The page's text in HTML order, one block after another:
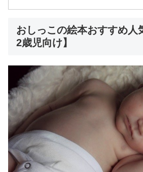
おしっこの絵本おすすめ人
2歳児向け】